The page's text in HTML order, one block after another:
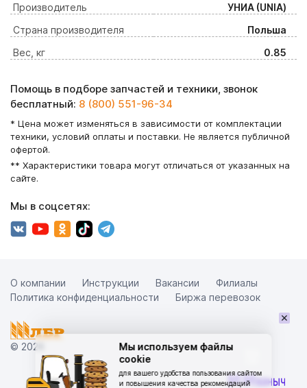
Производитель
УНИА (UNIA)
Страна производителя
Польша
Вес, кг
0.85
Мы используем файлы
cookie
для вашего удобства пользования сайтом
и повышения качества рекомендаций
Помощь в подборе запчастей и техники, звонок
бесплатный: 8 (800) 551-96-34
* Цена может изменяться в зависимости от комплектации
техники, условий оплаты и поставки. Не является публичной
офертой.
** Характеристики товара могут отличаться от указанных на
сайте.
Мы в соцсетях:
© 2026
О компании Инструкции Вакансии
Филиалы
Политика конфиденциальности
Биржа перевозок
×